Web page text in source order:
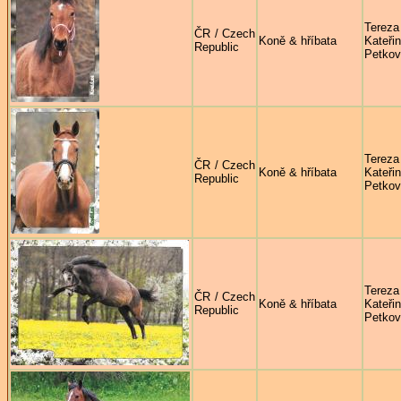
ČR / Czech
Republic
Koně & hříbata
Tereza
ČR / Czech
Republic
Koně & hříbata
Tereza
ČR / Czech
Republic
Koně & hříbata
Tereza